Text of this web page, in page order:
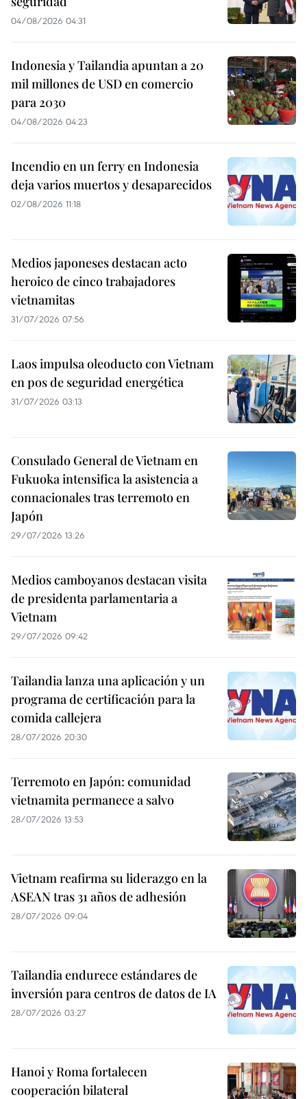
04/08/2026 04:31
Indonesia y Tailandia apuntan a 20
mil millones de USD en comercio
para 2030
04/08/2026 04:23
Incendio en un ferry en Indonesia
deja varios muertos y desaparecidos
02/08/2026 11:18
Medios japoneses destacan acto
heroico de cinco trabajadores
vietnamitas
31/07/2026 07:56
Laos impulsa oleoducto con Vietnam
en pos de seguridad energética
31/07/2026 03:13
Consulado General de Vietnam en
Fukuoka intensifica la asistencia a
connacionales tras terremoto en
Japón
29/07/2026 13:26
Medios camboyanos destacan visita
de presidenta parlamentaria a
Vietnam
29/07/2026 09:42
Tailandia lanza una aplicación y un
programa de certificación para la
comida callejera
28/07/2026 20:30
Terremoto en Japón: comunidad
vietnamita permanece a salvo
28/07/2026 13:53
Vietnam reafirma su liderazgo en la
ASEAN tras 31 años de adhesión
28/07/2026 09:04
Tailandia endurece estándares de
inversión para centros de datos de IA
28/07/2026 03:27
Hanoi y Roma fortalecen
cooperación bilateral